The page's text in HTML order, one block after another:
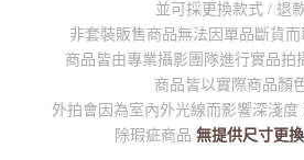
並可採更換款式 / 退
非套裝販售商品無法因單品斷貨
商品皆由專業攝影團隊進行實品拍
商品皆以實際商品顏
外拍會因為室內外光線而影響深淺度
除瑕疵商品 無提供尺寸更